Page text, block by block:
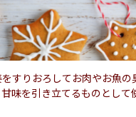
すりおろしてお肉やお魚
味を引き立てるものとし